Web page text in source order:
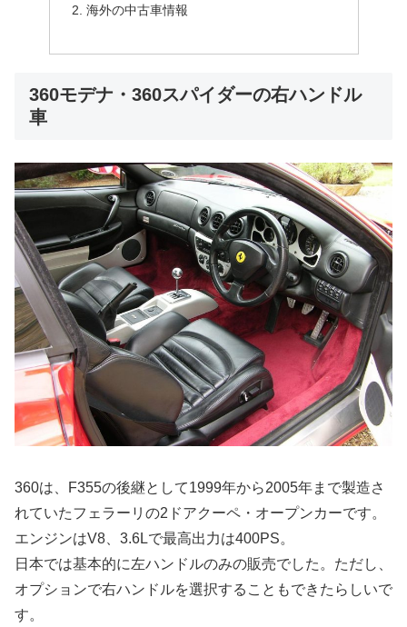
海外の中古車情報
360モデナ・360スパイダーの右ハンドル
車
360は、F355の後継として1999年から2005年まで製造さ
れていたフェラーリの2ドアクーペ・オープンカーです。
エンジンはV8、3.6Lで最高出力は400PS。
日本では基本的に左ハンドルのみの販売でした。ただし、
オプションで右ハンドルを選択することもできたらしいで
す。